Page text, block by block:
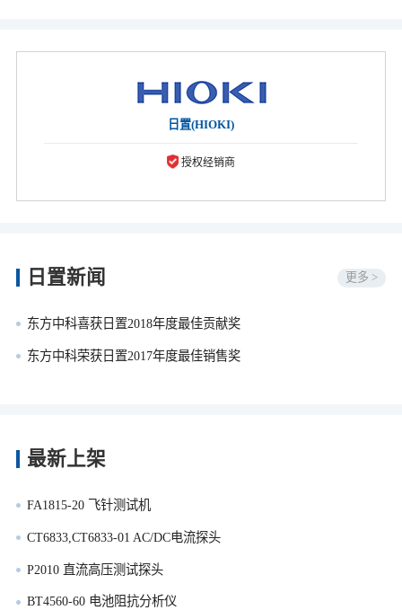
日置(HIOKI)
授权经销商
日置新闻 更多 >
东方中科喜获日置2018年度最佳贡献奖
东方中科荣获日置2017年度最佳销售奖
最新上架
FA1815-20 飞针测试机
CT6833,CT6833-01 AC/DC电流探头
P2010 直流高压测试探头
BT4560-60 电池阻抗分析仪